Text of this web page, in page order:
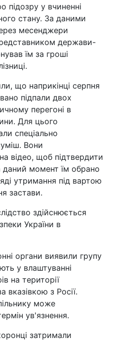
підозру у вчиненні
стану. За даними
месенджери
держави-
їм за гроші
що наприкінці серпня
підпали двох
перегоні в
Для цього
спеціально
Вони
відео, щоб підтвердити
даний момент їм обрано
утримання під вартою
застави.
здійснюється
України в
органи виявили групу
у влаштуванні
на території
з Росії.
може
ув'язнення.
затримали